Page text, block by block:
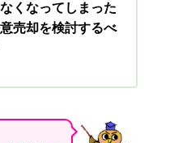
くなってしまった
売却を検討するべ